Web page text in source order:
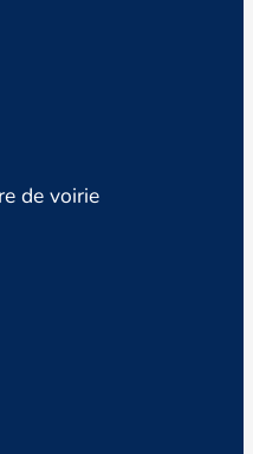
de voirie